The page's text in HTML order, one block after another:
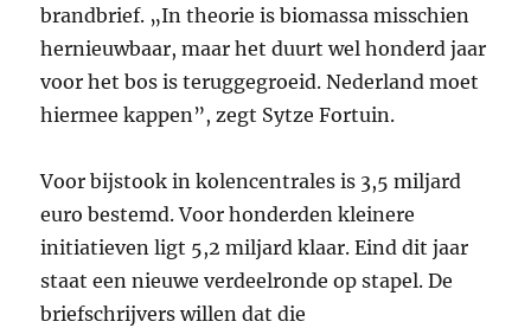
brandbrief. „In theorie is biomassa misschien
hernieuwbaar, maar het duurt wel honderd jaar
voor het bos is teruggegroeid. Nederland moet
hiermee kappen”, zegt Sytze Fortuin.
Voor bijstook in kolencentrales is 3,5 miljard
euro bestemd. Voor honderden kleinere
initiatieven ligt 5,2 miljard klaar. Eind dit jaar
staat een nieuwe verdeelronde op stapel. De
briefschrijvers willen dat die